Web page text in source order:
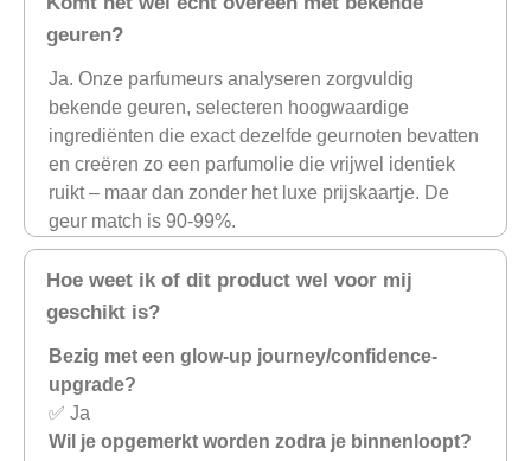
geuren?
Ja. Onze parfumeurs analyseren zorgvuldig
bekende geuren, selecteren hoogwaardige
ingrediënten die exact dezelfde geurnoten bevatten
en creëren zo een parfumolie die vrijwel identiek
ruikt – maar dan zonder het luxe prijskaartje. De
geur match is 90-99%.
Hoe weet ik of dit product wel voor mij
geschikt is?
Bezig met een glow-up journey/confidence-
upgrade?
✅ Ja
Wil je opgemerkt worden zodra je binnenloopt?